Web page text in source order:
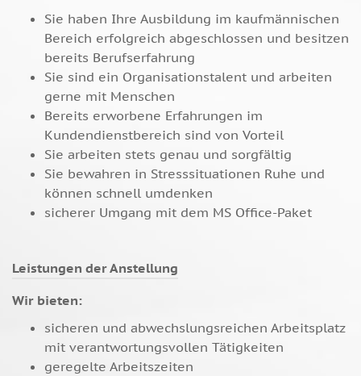
Sie haben Ihre Ausbildung im kaufmännischen
Bereich erfolgreich abgeschlossen und besitzen
bereits Berufserfahrung
Sie sind ein Organisationstalent und arbeiten
gerne mit Menschen
Bereits erworbene Erfahrungen im
Kundendienstbereich sind von Vorteil
Sie arbeiten stets genau und sorgfältig
Sie bewahren in Stresssituationen Ruhe und
können schnell umdenken
sicherer Umgang mit dem MS Office-Paket
Leistungen der Anstellung
Wir bieten:
sicheren und abwechslungsreichen Arbeitsplatz
mit verantwortungsvollen Tätigkeiten
geregelte Arbeitszeiten